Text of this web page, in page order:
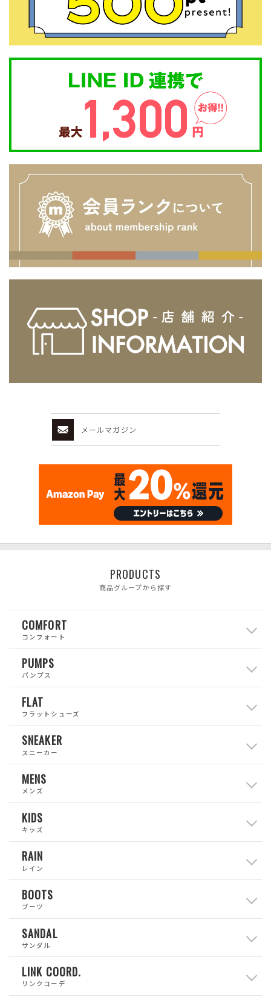
メールマガジン
PRODUCTS
商品グループから探す
COMFORT
コンフォート
PUMPS
パンプス
FLAT
フラットシューズ
SNEAKER
スニーカー
MENS
メンズ
KIDS
キッズ
RAIN
レイン
BOOTS
ブーツ
SANDAL
サンダル
LINK COORD.
リンクコーデ